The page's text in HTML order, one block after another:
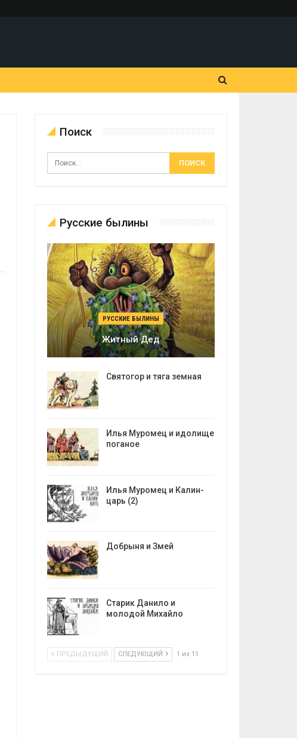
Поиск
Русские былины
РУССКИЕ БЫЛИНЫ
Житный Дед
Святогор и тяга земная
Илья Муромец и идолище
поганое
Илья Муромец и Калин-
царь (2)
Добрыня и Змей
Старик Данило и
молодой Михайло
ПРЕДЫДУЩИЙ СЛЕДУЮЩИЙ 1 из 11